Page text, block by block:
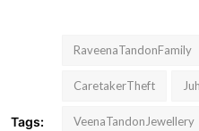
Tags:
RaveenaTandonFamily
CaretakerTheft
VeenaTandonJewellery